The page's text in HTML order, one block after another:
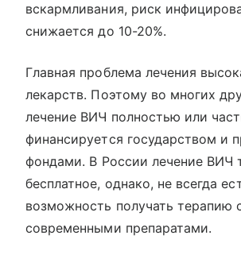
вскармливания, риск
снижается до 10-20%.
Главная проблема лечения
лекарств. Поэтому во многих
лечение ВИЧ полностью или
финансируется государством и
фондами. В России лечение ВИЧ
бесплатное, однако, не всегда
возможность получать терапию
современными препаратами.